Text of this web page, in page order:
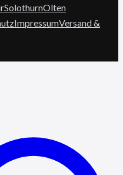
SolothurnOlten
ImpressumVersand &